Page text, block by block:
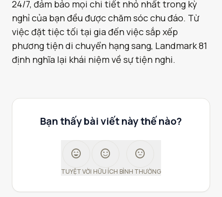
24/7, đảm bảo mọi chi tiết nhỏ nhất trong kỳ
nghỉ của bạn đều được chăm sóc chu đáo. Từ
việc đặt tiệc tối tại gia đến việc sắp xếp
phương tiện di chuyển hạng sang, Landmark 81
định nghĩa lại khái niệm về sự tiện nghi.
Bạn thấy bài viết này thế nào?
sentiment_very_satisfied
TUYỆT VỜI
sentiment_satisfied
HỮU ÍCH
sentiment_neutral
BÌNH THƯỜNG